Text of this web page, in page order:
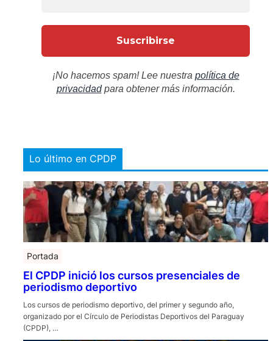
¡No hacemos spam! Lee nuestra política de
privacidadpara obtener más información.
Lo último en CPDP
Portada
El CPDP inició los cursos presenciales de
periodismo deportivo
Los cursos de periodismo deportivo, del primer y segundo año,
organizado por el Círculo de Periodistas Deportivos del Paraguay
(CPDP), …